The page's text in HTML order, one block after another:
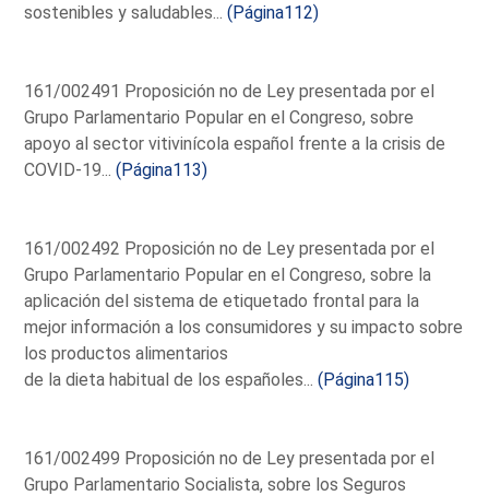
sostenibles y saludables...(Página112)
161/002491 Proposición no de Ley presentada por el
Grupo Parlamentario Popular en el Congreso, sobre
apoyo al sector vitivinícola español frente a la crisis de
COVID-19...(Página113)
161/002492 Proposición no de Ley presentada por el
Grupo Parlamentario Popular en el Congreso, sobre la
aplicación del sistema de etiquetado frontal para la
mejor información a los consumidores y su impacto sobre
los productos alimentarios
de la dieta habitual de los españoles...(Página115)
161/002499 Proposición no de Ley presentada por el
Grupo Parlamentario Socialista, sobre los Seguros